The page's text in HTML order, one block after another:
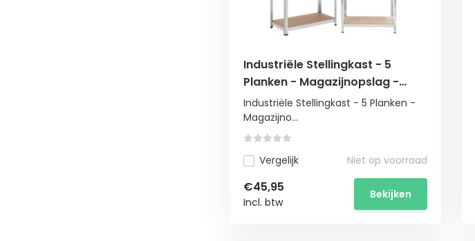
Industriële Stellingkast - 5
Planken - Magazijnopslag -
180x90cm
Industriële Stellingkast - 5 Planken -
Magazijno...
Vergelijk Niet op voorraad
€45,95
Incl. btw
Bekijken